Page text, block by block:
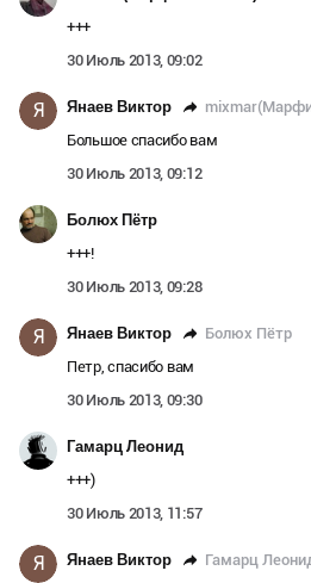
+++
30 Июль 2013, 09:02
Я Янаев Виктор
Большое спасибо вам
30 Июль 2013, 09:12
Болюх Пётр
+++!
30 Июль 2013, 09:28
Я Янаев Виктор Болюх Пётр
Петр, спасибо вам
30 Июль 2013, 09:30
Гамарц Леонид
+++)
30 Июль 2013, 11:57
Я Янаев Виктор Гамарц